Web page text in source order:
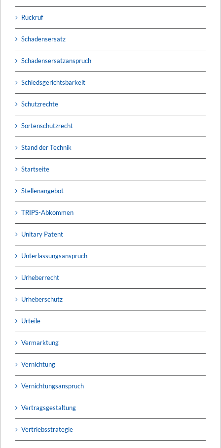
Rückruf
Schadensersatz
Schadensersatzanspruch
Schiedsgerichtsbarkeit
Schutzrechte
Sortenschutzrecht
Stand der Technik
Startseite
Stellenangebot
TRIPS-Abkommen
Unitary Patent
Unterlassungsanspruch
Urheberrecht
Urheberschutz
Urteile
Vermarktung
Vernichtung
Vernichtungsanspruch
Vertragsgestaltung
Vertriebsstrategie